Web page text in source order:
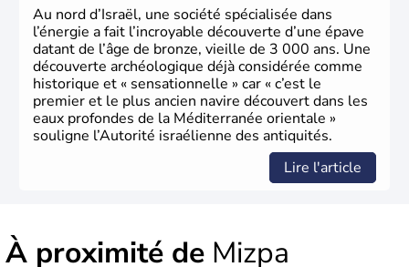
Au nord d’Israël, une société spécialisée dans
l’énergie a fait l’incroyable découverte d’une épave
datant de l’âge de bronze, vieille de 3 000 ans. Une
découverte archéologique déjà considérée comme
historique et « sensationnelle » car « c’est le
premier et le plus ancien navire découvert dans les
eaux profondes de la Méditerranée orientale »
souligne l’Autorité israélienne des antiquités.
Lire l'article
À proximité de Mizpa